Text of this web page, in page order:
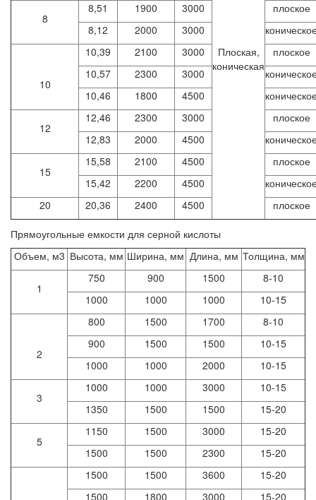
Плоская,
коническая
8
8,51 1900 3000
плоское
8,12
2000 3000
10
10,39 2100 3000
плоское
10,57
2300 3000
10,46
1800 4500
12
12,46 2300 3000
плоское
12,83
2000 4500
15
15,58 2100 4500
плоское
15,42
2200 4500
20
20,36 2400 4500 плоское
Прямоугольные емкости для серной кислоты
Объем, м3 Высота, мм Ширина, мм Длина, мм Толщина, мм
1
750 900 1500
8-10
1000
1000 1000 10-15
2
800 1500 1700
8-10
900
1500 1500
10-15
1000
1000 2000 10-15
3
1000 1000 3000
10-15
1350
1500 1500 15-20
5
1150 1500 3000
15-20
1500
1500 2300
15-20
1500
1500 3600
15-20
1500
1800 3000 15-20